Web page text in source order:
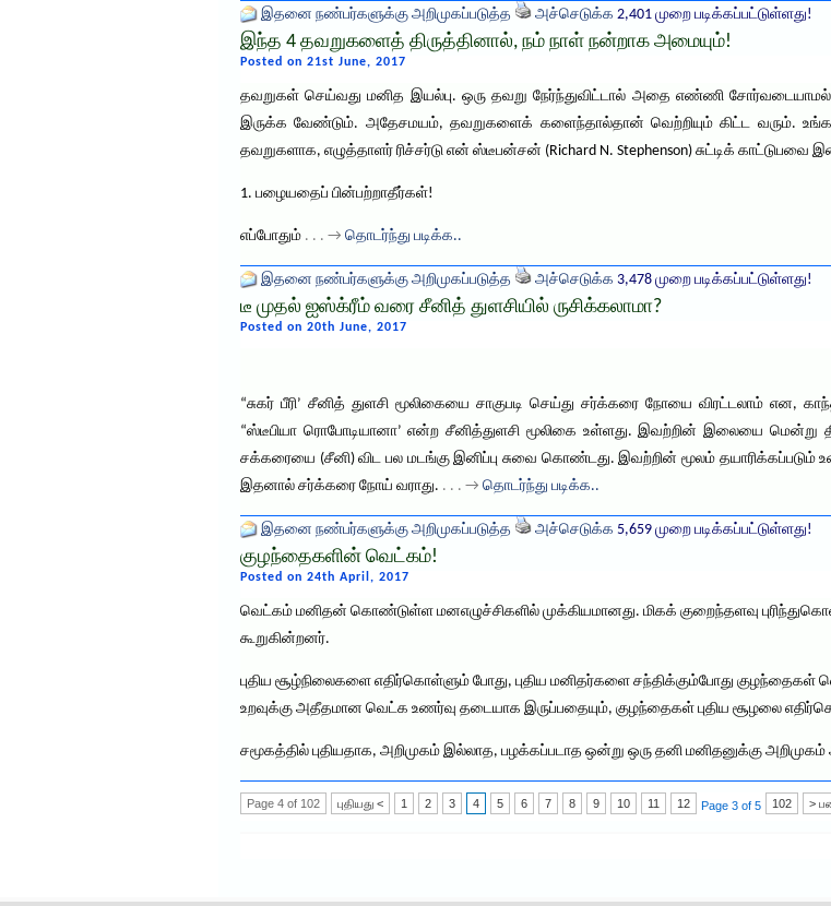
இதனை நண்பர்களுக்கு அறிமுகப்படுத்த அச்செடுக்க 2,401 முறை படிக்கப்பட்டுள்ளது!
இந்த 4 தவறுகளைத் திருத்தினால், நம் நாள் நன்றாக அமையும்!
Posted on 21st June, 2017
தவறுகள் செய்வது மனித இயல்பு. ஒரு தவறு நேர்ந்துவிட்டால் அதை எண்ணி சோர்வடையாமல்
இருக்க வேண்டும். அதேசமயம், தவறுகளைக் களைந்தால்தான் வெற்றியும் கிட்ட வரும்.
தவறுகளாக, எழுத்தாளர் ரிச்சர்டு என் ஸ்டீபன்சன் (Richard N. Stephenson) சுட்டிக் காட்டுபவை
1. பழையதைப் பின்பற்றாதீர்கள்!
எப்போதும் . . . → தொடர்ந்து படிக்க..
இதனை நண்பர்களுக்கு அறிமுகப்படுத்த அச்செடுக்க 3,478 முறை படிக்கப்பட்டுள்ளது!
டீ முதல் ஐஸ்க்ரீம் வரை சீனித் துளசியில் ருசிக்கலாமா?
Posted on 20th June, 2017
“சுகர் பீரி’ சீனித் துளசி மூலிகையை சாகுபடி செய்து சர்க்கரை நோயை விரட்டலாம் என,
“ஸ்டீபியா ரொபோடியானா’ என்ற சீனித்துளசி மூலிகை உள்ளது. இவற்றின் இலையை
சக்கரையை (சீனி) விட பல மடங்கு இனிப்பு சுவை கொண்டது. இவற்றின் மூலம்
இதனால் சர்க்கரை நோய் வராது. . . . → தொடர்ந்து படிக்க..
இதனை நண்பர்களுக்கு அறிமுகப்படுத்த அச்செடுக்க 5,659 முறை படிக்கப்பட்டுள்ளது!
குழந்தைகளின் வெட்கம்!
Posted on 24th April, 2017
வெட்கம் மனிதன் கொண்டுள்ள மனஎழுச்சிகளில் முக்கியமானது. மிகக் குறைந்தளவு
கூறுகின்றனர்.
புதிய சூழ்நிலைகளை எதிர்கொள்ளும் போது, புதிய மனிதர்களை சந்திக்கும்போது
உறவுக்கு அதீதமான வெட்க உணர்வு தடையாக இருப்பதையும், குழந்தைகள் புதிய சூழலை
சமூகத்தில் புதியதாக, அறிமுகம் இல்லாத, பழக்கப்படாத ஒன்று ஒரு தனி மனிதனுக்கு
Page 4 of 102 புதியது < 1 2 3 4 5 6 7 8 9 10 11 12 Page 3 of 5 102 >